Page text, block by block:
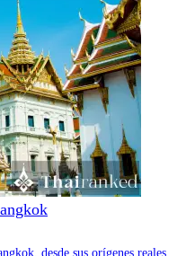
desde sus orígenes reales